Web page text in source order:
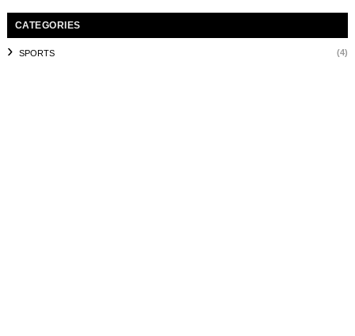
CATEGORIES
SPORTS (4)